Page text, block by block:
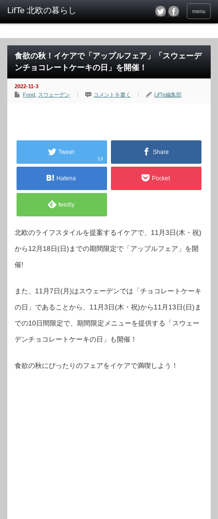
menu
食欲の秋！イケアで「アップルフェア」「スウェーデ
ンチョコレートケーキの日」を開催！
2022-11-3
Food スウェーデン コメントを書く LifTe編集部
Tweet
13
Share
Hatena Pocket
feedly
北欧のライフスタイルを提案するイケアで、11月3日(木・祝)
から12月18日(日)までの期間限定で「アップルフェア」を開
催!
また、11月7日(月)はスウェーデンでは「チョコレートケーキ
の日」であることから、11月3日(木・祝)から11月13日(日)ま
での10日間限定で、期間限定メニューを提供する「スウェー
デンチョコレートケーキの日」も開催！
食欲の秋にぴったりのフェアをイケアで満喫しよう！